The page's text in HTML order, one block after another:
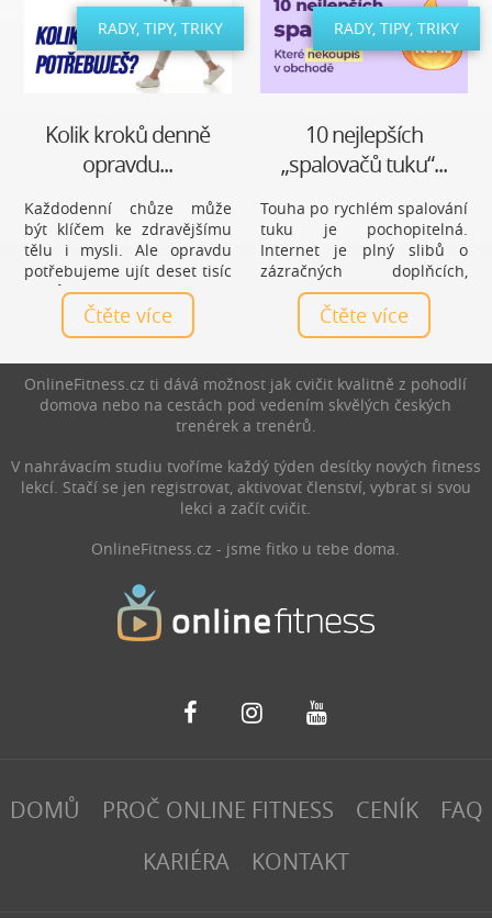
RADY, TIPY, TRIKY
Kolik kroků denně
opravdu...
Každodenní chůze může
být klíčem ke zdravějšímu
tělu i mysli. Ale opravdu
potřebujeme ujít deset tisíc
kroků denně, nebo je to jen
mýtus? Zjistěte, jaký počet
kroků je ideální právě pro
zdraví.
Čtěte více
RADY, TIPY, TRIKY
10 nejlepších
„spalovačů tuku“...
Touha po rychlém spalování
tuku je pochopitelná.
Internet je plný slibů o
zázračných doplňcích,
čajích a tabletách, které
mají vyřešit hubnutí bez
námahy. Realita je ale méně
praktičtější: nejúčinnější
spalovače nejsou produkty,
ale každodenní návyky.
Čtěte více
OnlineFitness.cz ti dává možnost jak cvičit kvalitně z pohodlí
domova nebo na cestách pod vedením skvělých českých
trenérek a trenérů.
V nahrávacím studiu tvoříme každý týden desítky nových fitness
lekcí. Stačí se jen registrovat, aktivovat členství, vybrat si svou
lekci a začít cvičit.
OnlineFitness.cz - jsme fitko u tebe doma.
DOMŮ PROČ ONLINE FITNESS CENÍK
FAQ
KARIÉRA
KONTAKT